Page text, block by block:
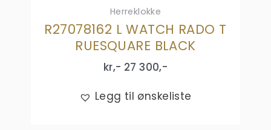
Herreklokke
R27078162 L WATCH RADO T
RUESQUARE BLACK
kr,- 27 300,-
Legg til ønskeliste